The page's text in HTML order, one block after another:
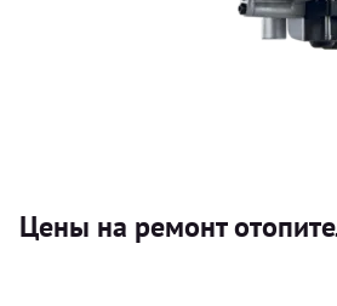
Цены на ремонт